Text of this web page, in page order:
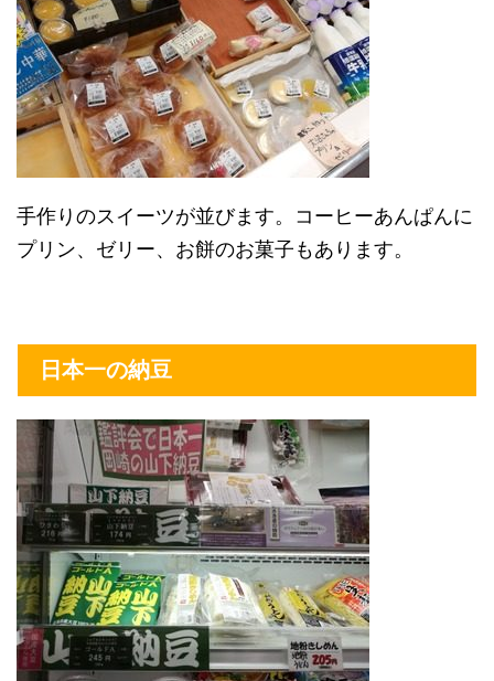
手作りのスイーツが並びます。コーヒーあんぱんに
プリン、ゼリー、お餅のお菓子もあります。
日本一の納豆